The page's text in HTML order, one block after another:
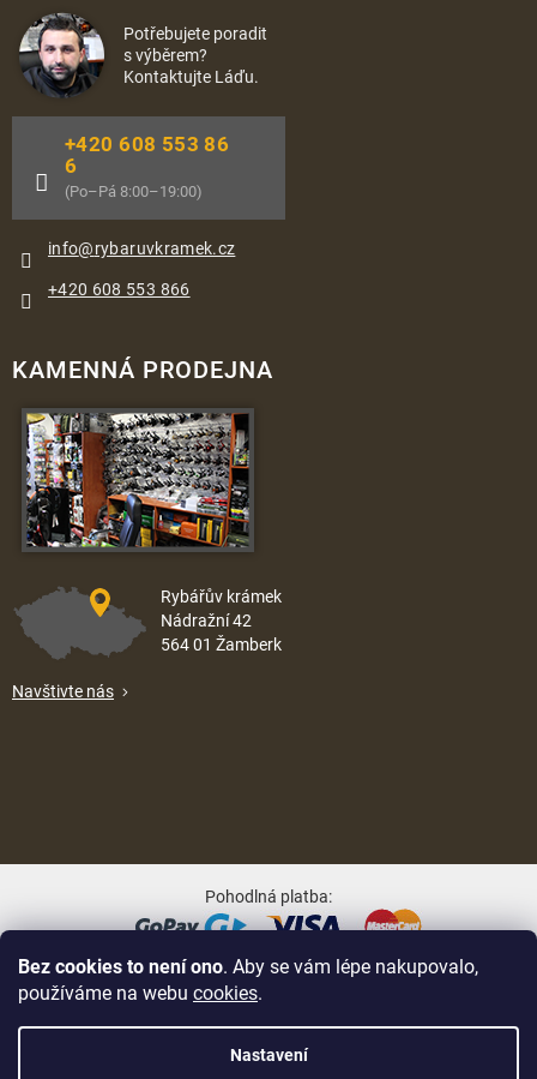
Bez cookies to není ono. Aby se vám lépe nakupovalo,
používáme na webu cookies.
Nastavení
Potřebujete poradit
s výběrem?
Kontaktujte Láďu.
info@rybaruvkramek.cz
+420 608 553 86
6
(Po–Pá 8:00–19:00)
+420 608 553 866
KAMENNÁ PRODEJNA
Rybářův krámek
Nádražní 42
564 01 Žamberk
Navštivte nás
Pohodlná platba:
Oblíbené způsoby dopravy: